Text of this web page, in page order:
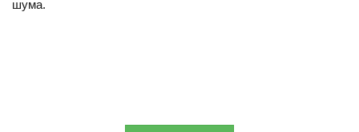
шума.